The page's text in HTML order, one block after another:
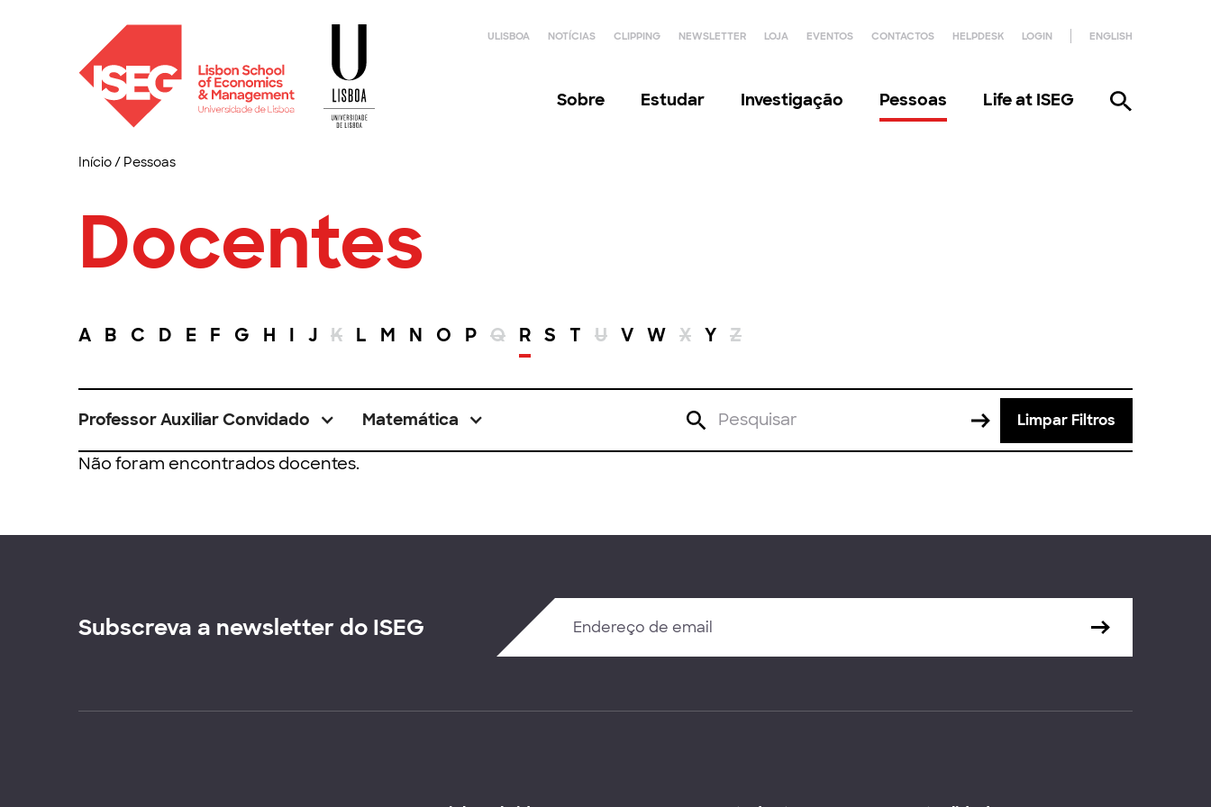
ULISBOA NOTÍCIAS CLIPPING NEWSLETTER LOJA EVENTOS CONTACTOS HELPDESK LOGIN ENGLISH
Sobre Estudar Investigação Pessoas Life at ISEG
Início/ Pessoas
Docentes
A B C D E F G H I J K L M N O P Q R S T U V W X Y Z
Professor Auxiliar Convidado Matemática Limpar Filtros
Não foram encontrados docentes.
Subscreva a newsletter do ISEG